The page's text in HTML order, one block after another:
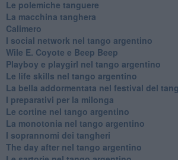
Le polemiche tanguere
La macchina tanghera
Calimero
​I social network nel tango argentino
Wile E. Coyote e Beep Beep
Playboy e playgirl nel tango argentino
Le life skills nel tango argentino
La bella addormentata nel festival del
I preparativi per la milonga
Le cortine nel tango argentino
La monotonia nel tango argentino
I soprannomi dei tangheri
The day after nel tango argentino